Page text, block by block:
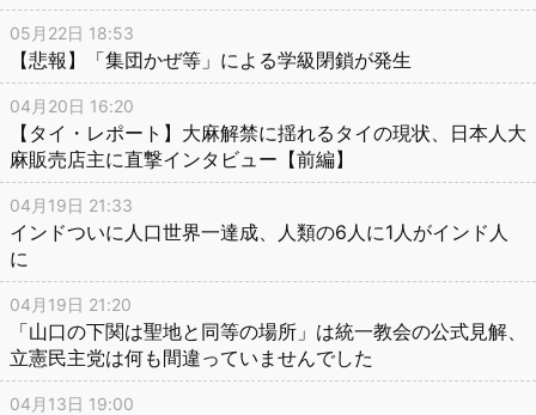
05月22日 18:53
【悲報】「集団かぜ等」による学級閉鎖が発生
04月20日 16:20
【タイ・レポート】大麻解禁に揺れるタイの現状、日本人大
麻販売店主に直撃インタビュー【前編】
04月19日 21:33
インドついに人口世界一達成、人類の6人に1人がインド人
に
04月19日 21:20
「山口の下関は聖地と同等の場所」は統一教会の公式見解、
立憲民主党は何も間違っていませんでした
04月13日 19:00